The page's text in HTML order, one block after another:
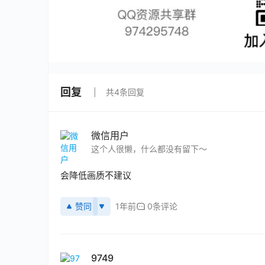
回复 共4条回复
微信用户
这个人很懒，什么都没有留下～
会降低画质不建议
赞同 1年前 0条评论
9749